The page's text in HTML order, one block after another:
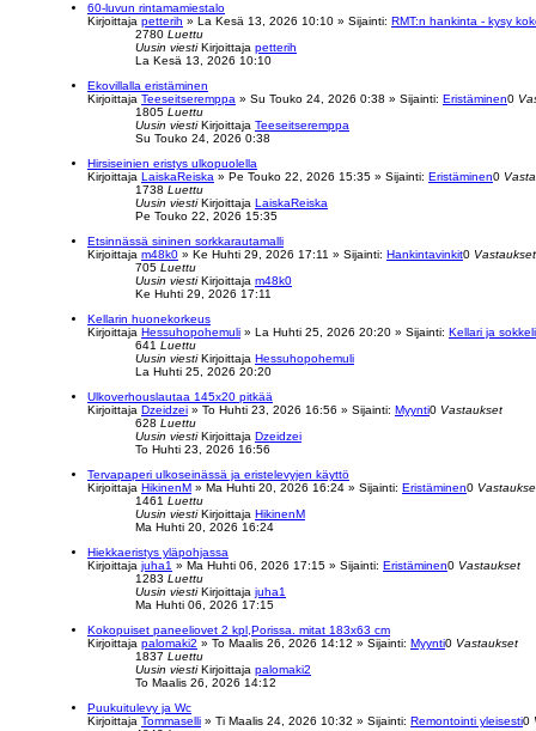
60-luvun rintamamiestalo
Kirjoittaja petterih » La Kesä 13, 2026 10:10 » Sijainti: RMT:n hankinta - kysy
2780 Luettu
Uusin viesti Kirjoittaja petterih
La Kesä 13, 2026 10:10
Ekovillalla eristäminen
Kirjoittaja Teeseitseremppa » Su Touko 24, 2026 0:38 » Sijainti: Eristäminen0
1805 Luettu
Uusin viesti Kirjoittaja Teeseitseremppa
Su Touko 24, 2026 0:38
Hirsiseinien eristys ulkopuolella
Kirjoittaja LaiskaReiska » Pe Touko 22, 2026 15:35 » Sijainti: Eristäminen0
1738 Luettu
Uusin viesti Kirjoittaja LaiskaReiska
Pe Touko 22, 2026 15:35
Etsinnässä sininen sorkkarautamalli
Kirjoittaja m48k0 » Ke Huhti 29, 2026 17:11 » Sijainti: Hankintavinkit0 Vastaukset
705 Luettu
Uusin viesti Kirjoittaja m48k0
Ke Huhti 29, 2026 17:11
Kellarin huonekorkeus
Kirjoittaja Hessuhopohemuli » La Huhti 25, 2026 20:20 » Sijainti: Kellari ja sokkeli
641 Luettu
Uusin viesti Kirjoittaja Hessuhopohemuli
La Huhti 25, 2026 20:20
Ulkoverhouslautaa 145x20 pitkää
Kirjoittaja Dzeidzei » To Huhti 23, 2026 16:56 » Sijainti: Myynti0 Vastaukset
628 Luettu
Uusin viesti Kirjoittaja Dzeidzei
To Huhti 23, 2026 16:56
Tervapaperi ulkoseinässä ja eristelevyjen käyttö
Kirjoittaja HikinenM » Ma Huhti 20, 2026 16:24 » Sijainti: Eristäminen0
1461 Luettu
Uusin viesti Kirjoittaja HikinenM
Ma Huhti 20, 2026 16:24
Hiekkaeristys yläpohjassa
Kirjoittaja juha1 » Ma Huhti 06, 2026 17:15 » Sijainti: Eristäminen0 Vastaukset
1283 Luettu
Uusin viesti Kirjoittaja juha1
Ma Huhti 06, 2026 17:15
Kokopuiset paneeliovet 2 kpl,Porissa. mitat 183x63 cm
Kirjoittaja palomaki2 » To Maalis 26, 2026 14:12 » Sijainti: Myynti0 Vastaukset
1837 Luettu
Uusin viesti Kirjoittaja palomaki2
To Maalis 26, 2026 14:12
Puukuitulevy ja Wc
Kirjoittaja Tommaselli » Ti Maalis 24, 2026 10:32 » Sijainti: Remontointi yleisesti0